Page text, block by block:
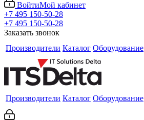
ВойтиМой кабинет
+7 495 150-50-28
+7 495 150-50-28
Заказать звонок
Производители Каталог Оборудование
Производители Каталог Оборудование